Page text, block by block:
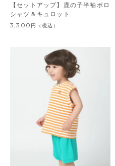
【セットアップ】鹿の子半袖ポロ
シャツ＆キュロット
3,300 円 （税込）